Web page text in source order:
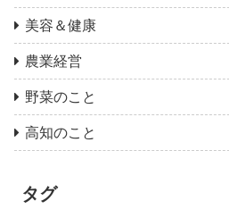
美容＆健康
農業経営
野菜のこと
高知のこと
タグ